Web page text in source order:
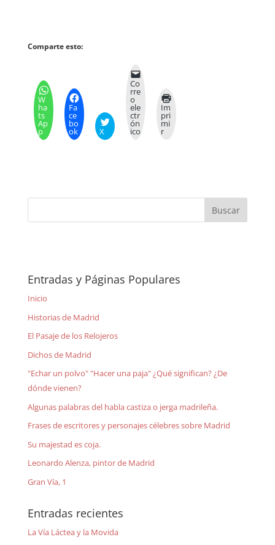
Comparte esto:
W
ha
ts
Ap
p
Fa
ce
bo
ok X
Co
rre
o
ele
ctr
ón
ico
Im
pri
mi
r
Entradas y Páginas Populares
Inicio
Historias de Madrid
El Pasaje de los Relojeros
Dichos de Madrid
"Echar un polvo" "Hacer una paja" ¿Qué significan? ¿De
dónde vienen?
Algunas palabras del habla castiza o jerga madrileña.
Frases de escritores y personajes célebres sobre Madrid
Su majestad es coja.
Leonardo Alenza, pintor de Madrid
Gran Vía, 1
Entradas recientes
La Vía Láctea y la Movida